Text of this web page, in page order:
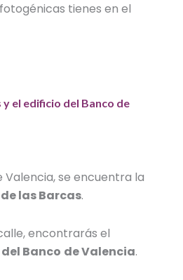
tienes en el
y el edificio del Banco de
Valencia, se encuentra la
las Barcas.
encontrarás el
Banco de Valencia.